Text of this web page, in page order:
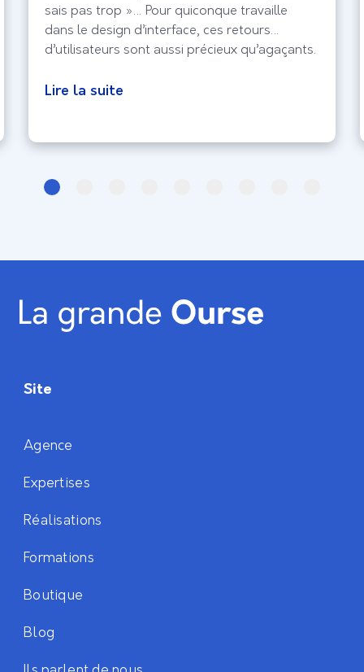
sais pas trop »… Pour quiconque travaille
dans le design d’interface, ces retours
d’utilisateurs sont aussi précieux qu’agaçants.
subjectivité est souvent le frein à une prise de
Lire la suite
Site
Agence
Expertises
Réalisations
Formations
Boutique
Blog